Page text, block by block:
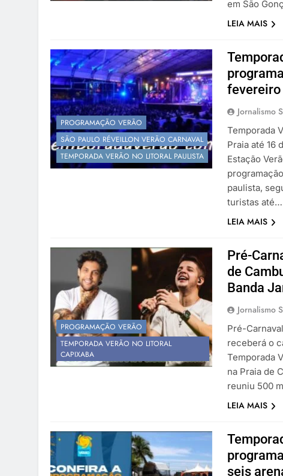
em São
LEIA MAIS
PROGRAMAÇÃO VERÃO
SÃO PAULO RÉVEILLON VERÃO CARNAVAL
TEMPORADA VERÃO NO LITORAL PAULISTA
fevereiro
Jornalismo
Temporada
Praia até 16
Estação
paulista,
turistas até…
LEIA MAIS
PROGRAMAÇÃO VERÃO
TEMPORADA VERÃO NO LITORAL
CAPIXABA
Pré-
de
Banda
Jornalismo
Pré-
receberá o
Temporada
na Praia de
reuniu 500
LEIA MAIS
seis